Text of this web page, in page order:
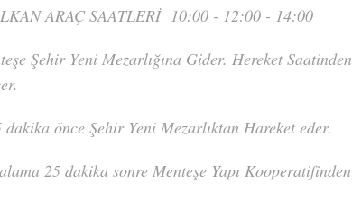
ARAÇ SAATLERİ 10:00 - 12:00 - 14:00
Şehir Yeni Mezarlığına Gider. Hereket Saatinden
önce Şehir Yeni Mezarlıktan Hareket eder.
25 dakika sonre Menteşe Yapı Kooperatifinden